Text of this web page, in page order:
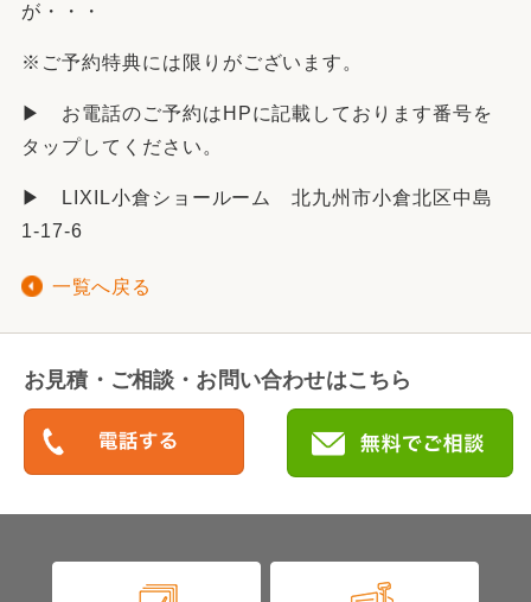
が・・・
※ご予約特典には限りがございます。
▶ お電話のご予約はHPに記載しております番号を
タップしてください。
▶ LIXIL小倉ショールーム 北九州市小倉北区中島
1-17-6
一覧へ戻る
お見積・ご相談・お問い合わせはこちら